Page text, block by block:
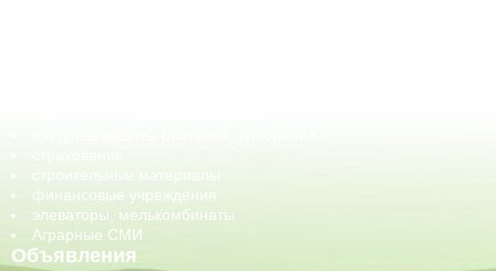
строительные материалы
финансовые учреждения
элеваторы, мелькомбинаты
Аграрные СМИ
Объявления